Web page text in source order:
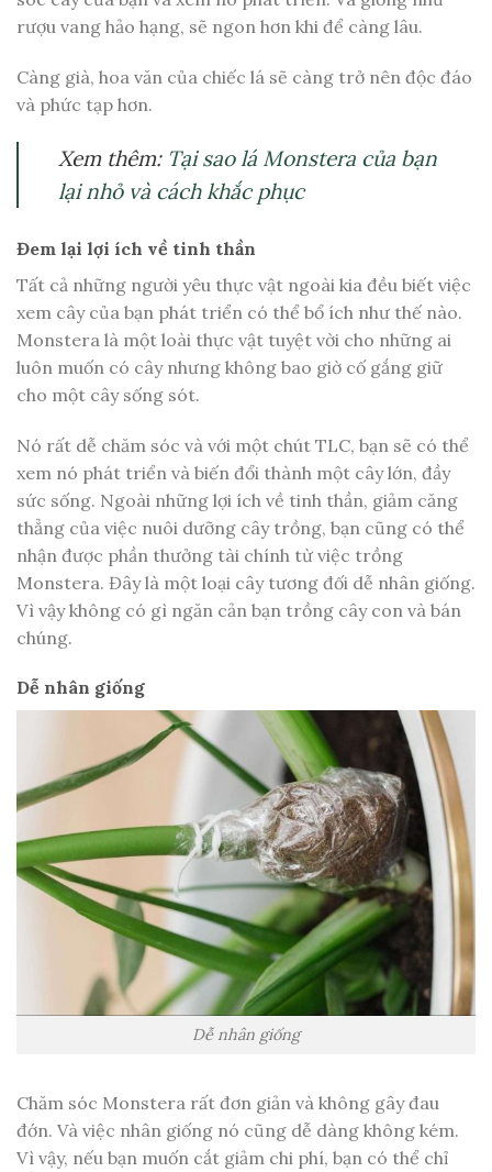
rượu vang hảo hạng, sẽ ngon hơn khi để càng lâu.
Càng già, hoa văn của chiếc lá sẽ càng trở nên độc đáo
và phức tạp hơn.
Xem thêm: Tại sao lá Monstera của bạn
lại nhỏ và cách khắc phục
Đem lại lợi ích về tinh thần
Tất cả những người yêu thực vật ngoài kia đều biết việc
xem cây của bạn phát triển có thể bổ ích như thế nào.
Monstera là một loài thực vật tuyệt vời cho những ai
luôn muốn có cây nhưng không bao giờ cố gắng giữ
cho một cây sống sót.
Nó rất dễ chăm sóc và với một chút TLC, bạn sẽ có thể
xem nó phát triển và biến đổi thành một cây lớn, đầy
sức sống. Ngoài những lợi ích về tinh thần, giảm căng
thẳng của việc nuôi dưỡng cây trồng, bạn cũng có thể
nhận được phần thưởng tài chính từ việc trồng
Monstera. Đây là một loại cây tương đối dễ nhân giống.
Vì vậy không có gì ngăn cản bạn trồng cây con và bán
chúng.
Dễ nhân giống
Dễ nhân giống
Chăm sóc Monstera rất đơn giản và không gây đau
đớn. Và việc nhân giống nó cũng dễ dàng không kém.
Vì vậy, nếu bạn muốn cắt giảm chi phí, bạn có thể chỉ